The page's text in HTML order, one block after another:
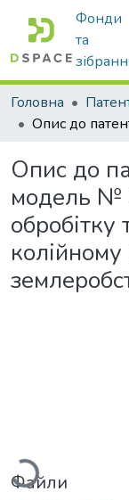
Фонди
та
Головна
Опис до
модель №
обробітку
колійному
Файли